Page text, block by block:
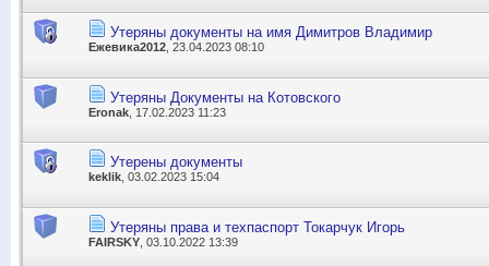
Утеряны документы на имя Димитров Владимир
Ежевика2012 , 23.04.2023 08:10
Утеряны Документы на Котовского
Eronak , 17.02.2023 11:23
Утерены документы
keklik , 03.02.2023 15:04
Утеряны права и техпаспорт Токарчук Игорь
FAIRSKY , 03.10.2022 13:39